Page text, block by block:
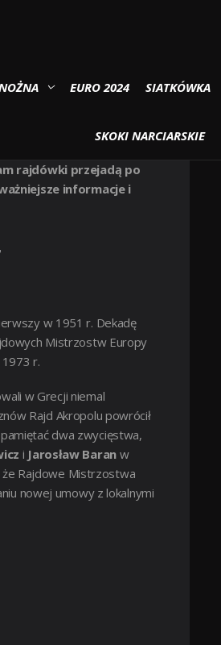
EURO 2024 SIATKÓWKA
SKOKI NARCIARSKIE
rajdówki przejadą po
informacje i
w 1951 r. Dekadę
Mistrzostw Europy
1973 r.
w Grecji niemal
Rajd Akropolu powrócił
dwa zwycięstwa,
i Jarosław Baranw
że Rajdowe Mistrzostwa
nowej umowy z lokalnymi